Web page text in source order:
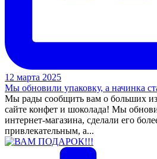
12 марта 2025
Мы обновили упаковку, а начинка
Мы рады сообщить вам о больших
сайте конфет и шоколада! Мы
интернет-магазина, сделали его
привлекательным, а...